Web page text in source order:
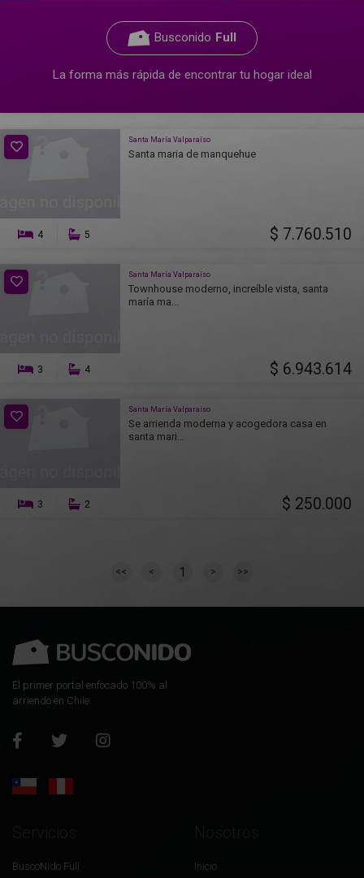
Busconido Full
La forma más rápida de encontrar tu hogar ideal
Santa María Valparaíso
Santa maria de manquehue
4 5 $ 7.760.510
Santa María Valparaíso
Townhouse moderno, increíble vista, santa
maría ma...
3 4 $ 6.943.614
Santa María Valparaíso
Se arrienda moderna y acogedora casa en
santa mari...
3 2 $ 250.000
<< < 1 > >>
El primer portal enfocado 100% al
arriendo en Chile.
BuscoNido Full Inicio